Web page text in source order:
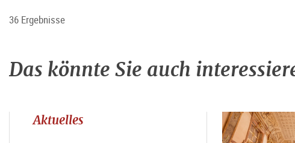
36 Ergebnisse
Das könnte Sie auch
Aktuelles